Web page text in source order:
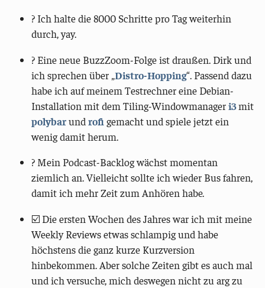
? Ich halte die 8000 Schritte pro Tag weiterhin
durch, yay.
?️ Eine neue BuzzZoom-Folge ist draußen. Dirk und
ich sprechen über „Distro-Hopping“. Passend dazu
habe ich auf meinem Testrechner eine Debian-
Installation mit dem Tiling-Windowmanageri3mit
polybarundrofi gemacht und spiele jetzt ein
wenig damit herum.
? Mein Podcast-Backlog wächst momentan
ziemlich an. Vielleicht sollte ich wieder Bus fahren,
damit ich mehr Zeit zum Anhören habe.
☑️ Die ersten Wochen des Jahres war ich mit meine
Weekly Reviews etwas schlampig und habe
höchstens die ganz kurze Kurzversion
hinbekommen. Aber solche Zeiten gibt es auch mal
und ich versuche, mich deswegen nicht zu arg zu